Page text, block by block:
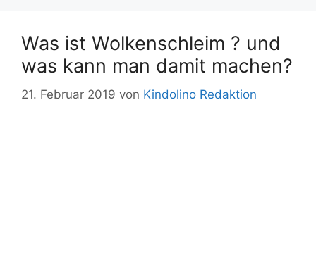
Was ist Wolkenschleim ? und
was kann man damit machen?
21. Februar 2019 von Kindolino Redaktion